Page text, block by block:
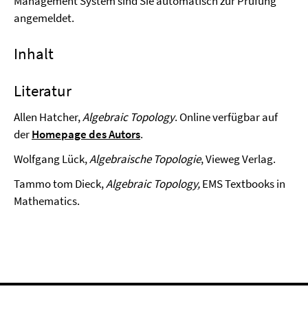
angemeldet.
Inhalt
Literatur
Allen Hatcher,Algebraic Topology. Online verfügbar auf
derHomepage des Autors.
Wolfgang Lück,Algebraische Topologie, Vieweg Verlag.
Tammo tom Dieck,Algebraic Topology,EMS Textbooks in
Mathematics.